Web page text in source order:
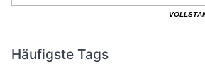
Häufigste Tags